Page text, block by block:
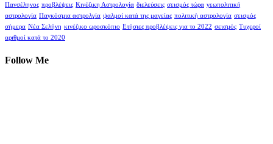
Πανσέληνος προβλέψεις Κινέζικη Αστρολογία διελεύσεις σεισμός τώρα γεωπολιτική
αστρολογία Παγκόσμια αστρολγία ψαλμοί κατά της μαγείας πολιτική αστρολογία σεισμός
σήμερα Νέα Σελήνη κινέζικο ωροσκόπιο Ετήσιες προβλέψεις για το 2022 σεισμός Τυχεροί
αριθμοί κατά το 2020
Follow Me